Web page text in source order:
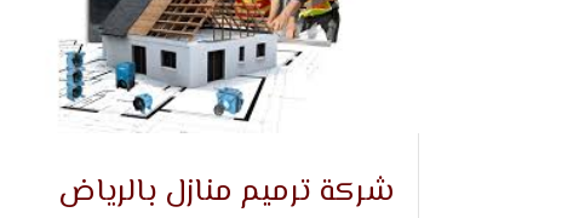
شركة ترميم منازل بالرياض